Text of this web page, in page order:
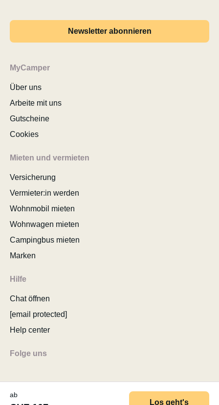
ab
Los geht's
Newsletter abonnieren
MyCamper
Über uns
Arbeite mit uns
Gutscheine
Cookies
Mieten und vermieten
Versicherung
Vermieter:in werden
Wohnmobil mieten
Wohnwagen mieten
Campingbus mieten
Marken
Hilfe
Chat öffnen
[email protected]
Help center
Folge uns